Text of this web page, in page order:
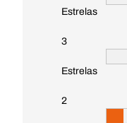
Estrelas
3
Estrelas
2